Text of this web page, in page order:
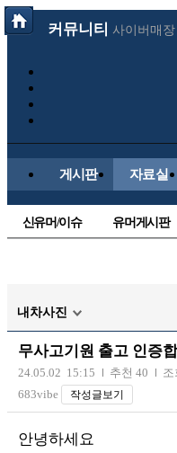
커뮤니티 사이버매장
게시판 자료실
신유머/이슈 유머게시판
트럭/버스
장착시공사진
내차사진
무사고기원 출고 인증
24.05.02 15:15 추천 40
조
683vibe
작성글보기
안녕하세요